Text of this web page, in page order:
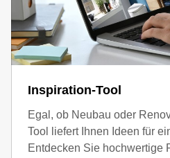
Inspiration-Tool
Egal, ob Neubau oder
Tool liefert Ihnen Ideen für
Entdecken Sie hochwertige